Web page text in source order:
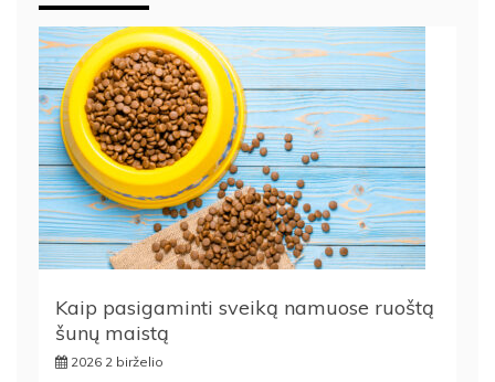
Kaip pasigaminti sveiką namuose ruoštą
šunų maistą
2026 2 birželio